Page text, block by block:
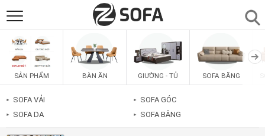
SẢN PHẨM
SOFAS
PHÒNG ĂN
SẢN PHẨM BÀN ĂN GIƯỜNG - TỦ SOFA BĂNG
► SOFA VẢI
► SOFA DA
► SOFA GÓC
► SOFA BĂNG